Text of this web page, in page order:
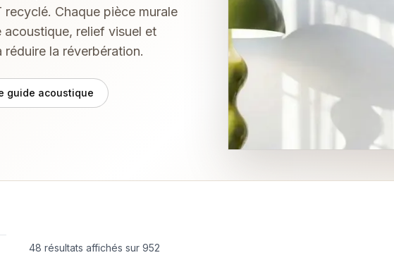
Chaque pièce murale
relief visuel et
la réverbération.
guide acoustique
48 résultats affichés sur 952